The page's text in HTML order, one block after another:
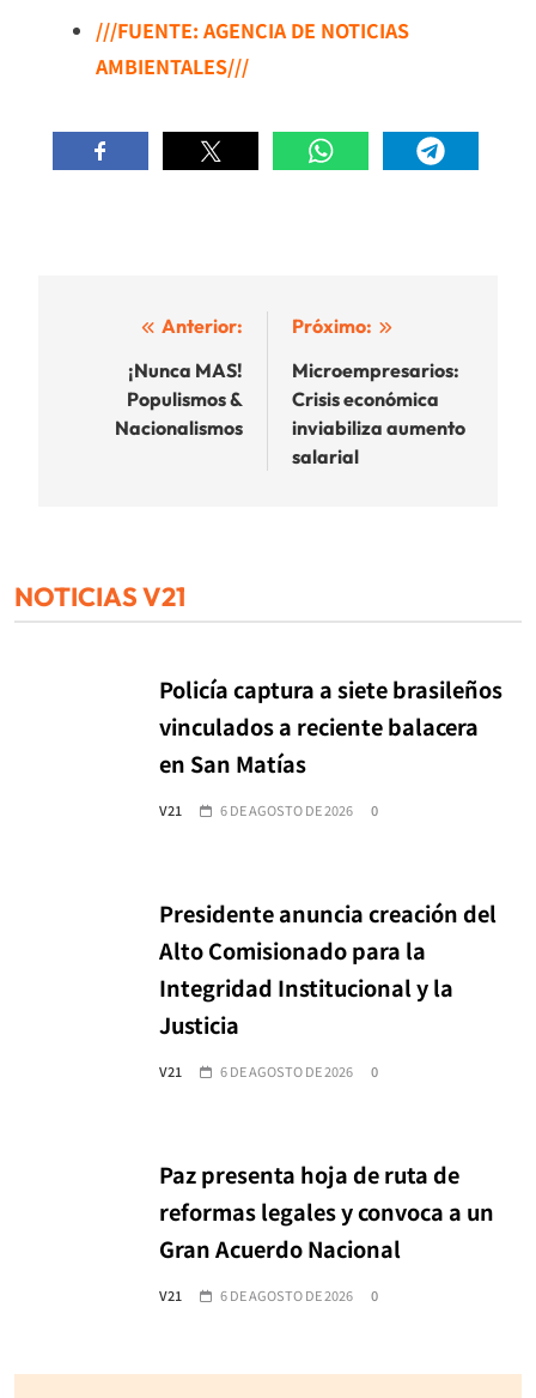
///FUENTE: AGENCIA DE NOTICIAS
AMBIENTALES///
Navegación
entradas
Anterior:
¡Nunca MAS!
Populismos &
Nacionalismos
Próximo:
Microempresarios:
Crisis económica
inviabiliza aumento
salarial
NOTICIAS V21
Policía captura a siete brasileños
vinculados a reciente balacera
en San Matías
V21 6 DE AGOSTO DE 2026 0
Presidente anuncia creación del
Alto Comisionado para la
Integridad Institucional y la
Justicia
V21 6 DE AGOSTO DE 2026 0
Paz presenta hoja de ruta de
reformas legales y convoca a un
Gran Acuerdo Nacional
V21 6 DE AGOSTO DE 2026 0